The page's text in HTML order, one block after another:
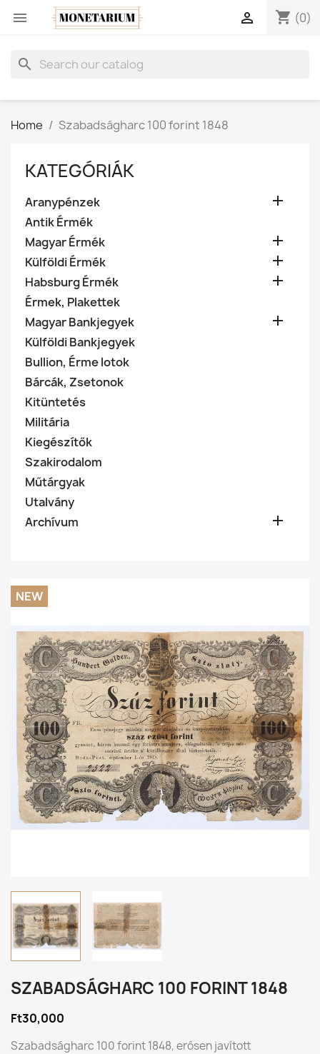
 shopping_cart (0)

search
Home Szabadságharc 100 forint 1848
KATEGÓRIÁK
Aranypénzek 
Antik Érmék
Magyar Érmék

Külföldi Érmék 
Habsburg Érmék 
Érmek, Plakettek
Magyar Bankjegyek

Külföldi Bankjegyek
Bullion, Érme lotok
Bárcák, Zsetonok
Kitüntetés
Militária
Kiegészítők
Szakirodalom
Műtárgyak
Utalvány
Archívum

NEW
SZABADSÁGHARC 100 FORINT 1848
Ft30,000
Szabadságharc 100 forint 1848, erősen javított